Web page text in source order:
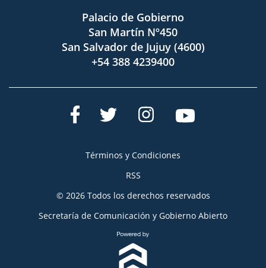
Palacio de Gobierno
San Martín Nº450
San Salvador de Jujuy (4600)
+54 388 4239400
Términos y Condiciones
RSS
© 2026 Todos los derechos reservados
Secretaría de Comunicación y Gobierno Abierto